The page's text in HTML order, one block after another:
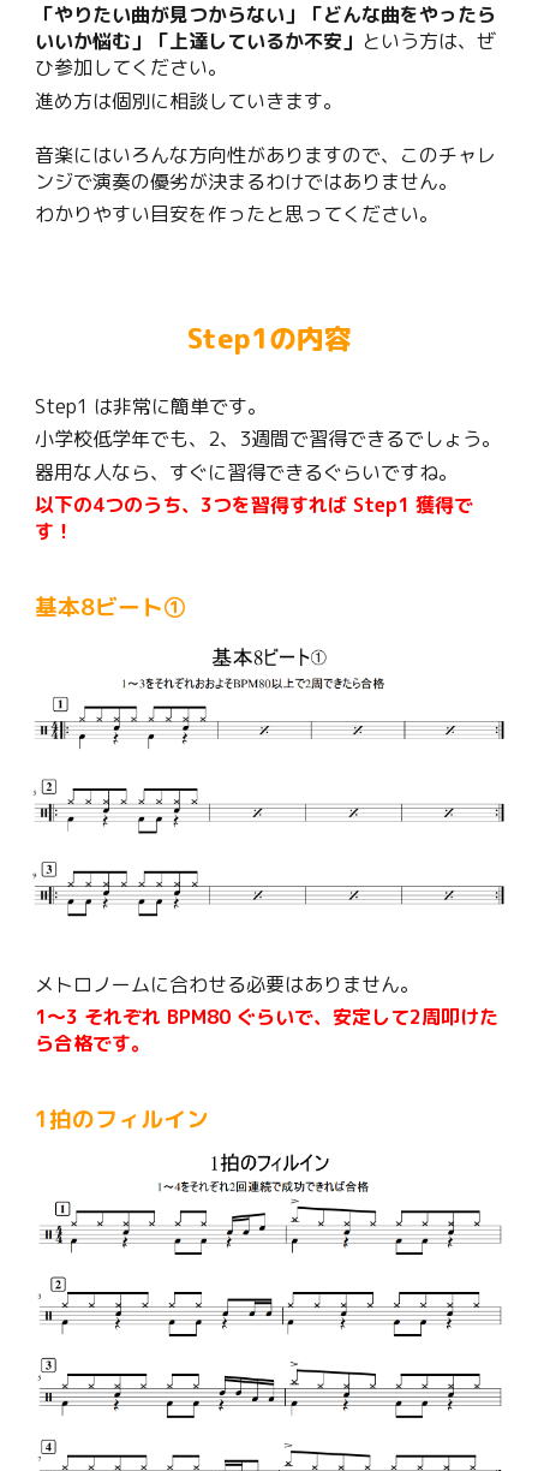
「やりたい曲が見つからない」「どんな曲をやったら
いいか悩む」「上達しているか不安」 という方は、ぜ
ひ参加してください。
進め方は個別に相談していきます。
音楽にはいろんな方向性がありますので、このチャレ
ンジで演奏の優劣が決まるわけではありません。
わかりやすい目安を作ったと思ってください。
Step1の内容
Step1 は非常に簡単です。
小学校低学年でも、2、3週間で習得できるでしょう。
器用な人なら、すぐに習得できるぐらいですね。
以下の4つのうち、3つを習得すれば Step1 獲得で
す！
基本8ビート①
メトロノームに合わせる必要はありません。
1〜3 それぞれ BPM80 ぐらいで、安定して2周叩けた
ら合格です。
1拍のフィルイン